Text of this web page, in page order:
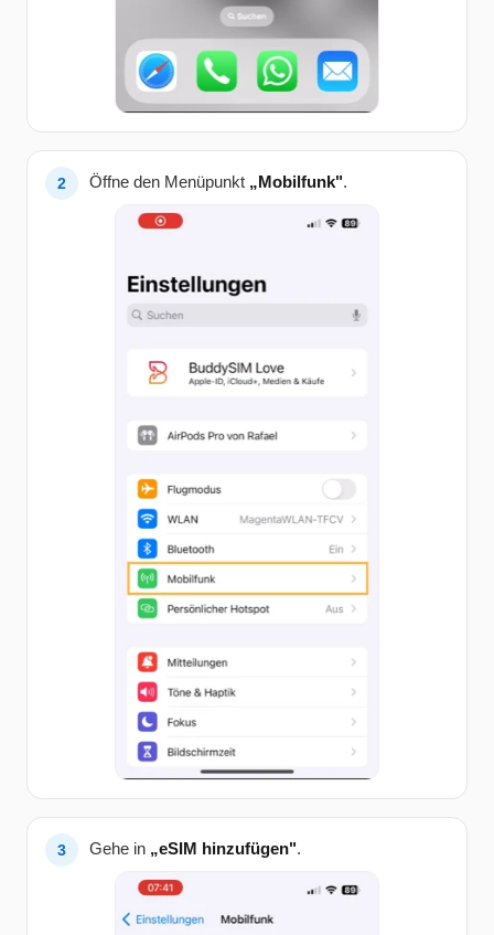
Öffne den Menüpunkt „Mobilfunk".
Gehe in „eSIM hinzufügen".